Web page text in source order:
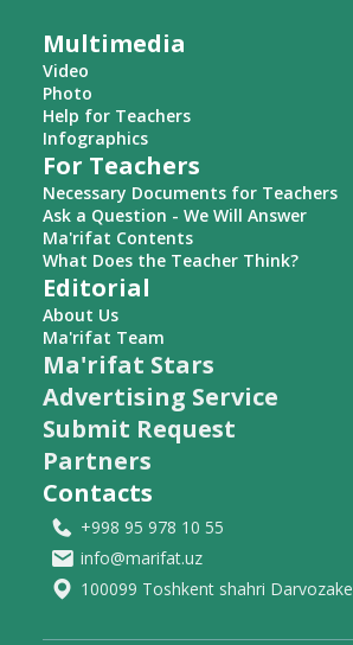
Multimedia
Video
Photo
Help for Teachers
Infographics
For Teachers
Necessary Documents for Teachers
Ask a Question - We Will Answer
Ma'rifat Contents
What Does the Teacher Think?
Editorial
About Us
Ma'rifat Team
Ma'rifat Stars
Advertising Service
Submit Request
Partners
Contacts
+998 95 978 10 55
info@marifat.uz
100099 Toshkent shahri